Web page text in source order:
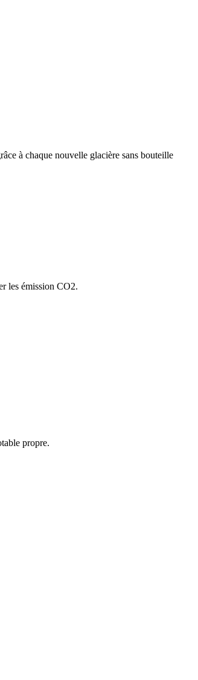
à chaque nouvelle glacière sans bouteille
les émission CO2.
propre.